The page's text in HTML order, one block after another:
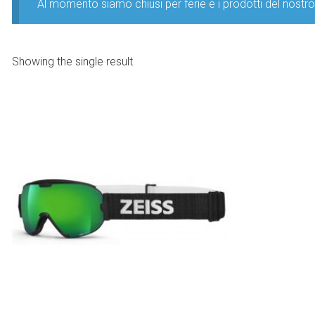
Al momento siamo chiusi per ferie e i prodotti del
Showing the single result